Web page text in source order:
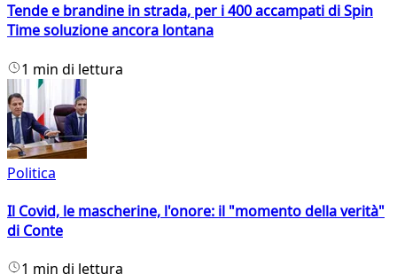
Tende e brandine in strada, per i 400 accampati di Spin
Time soluzione ancora lontana
1 min di lettura
Politica
Il Covid, le mascherine, l'onore: il "momento della verità"
di Conte
1 min di lettura